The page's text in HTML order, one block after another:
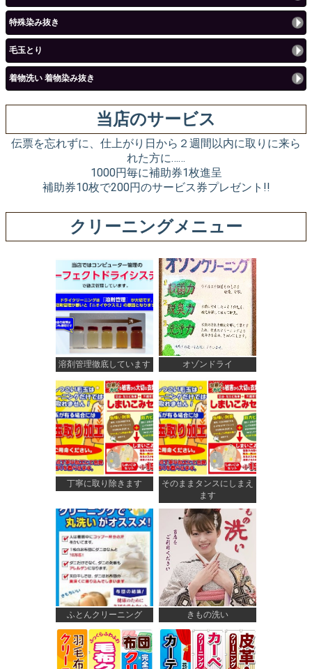
特殊染み抜き
毛玉とり
着物洗い 着物染み抜き
当店のサービス
伝票を忘れずに、仕上がり日から２週間以内に取りに来ら
れた方に……
1000円毎に補助券1枚進呈
補助券10枚で200円のサービス券プレゼント!!
クリーニングメニュー
溶剤管理徹底しています オゾンドライ
丁寧に取り除きます
そのままタンスにしまえ
ます
ふとんクリーニング きもの洗い